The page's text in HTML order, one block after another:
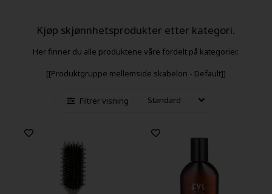
Kjøp skjønnhetsprodukter etter kategori.
Her finner du alle produktene våre fordelt på kategorier.
[[Produktgruppe mellemside skabelon - Default]]
Filtrer visning